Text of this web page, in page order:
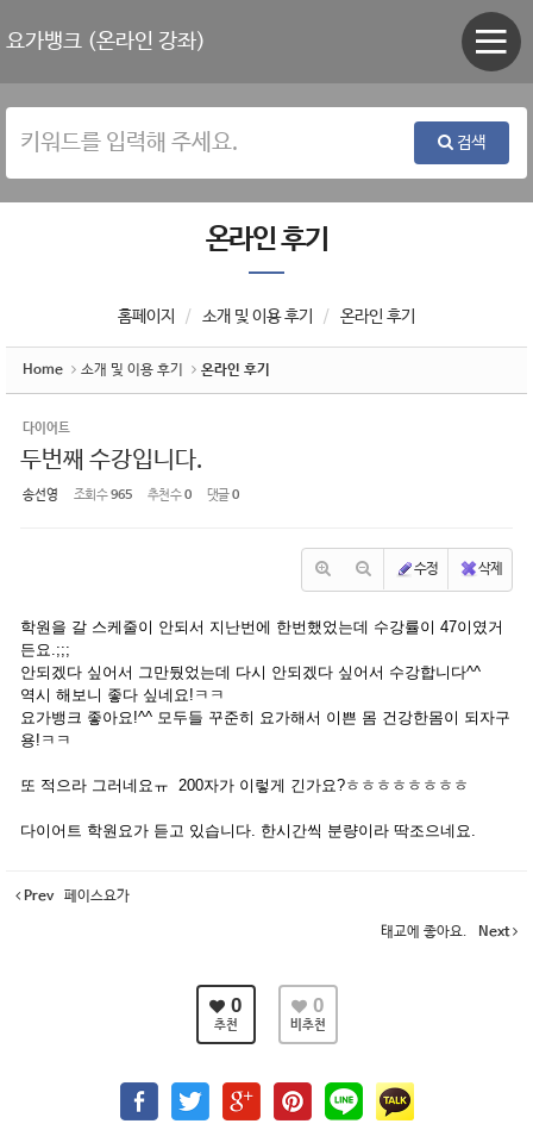
요가뱅크 (온라인 강좌)
검색
온라인 후기
홈페이지 소개 및 이용 후기 온라인 후기
Home 소개 및 이용 후기 온라인 후기
다이어트
두번째 수강입니다.
송선영 조회 수965 추천 수0 댓글0
수정 삭제
학원을 갈 스케줄이 안되서 지난번에 한번했었는데 수강률이 47이였거
든요.;;;
안되겠다 싶어서 그만뒀었는데 다시 안되겠다 싶어서 수강합니다^^
역시 해보니 좋다 싶네요!ㅋㅋ
요가뱅크 좋아요!^^ 모두들 꾸준히 요가해서 이쁜 몸 건강한몸이 되자구
용!ㅋㅋ
또 적으라 그러네요ㅠ 200자가 이렇게 긴가요?ㅎㅎㅎㅎㅎㅎㅎㅎ
다이어트 학원요가 듣고 있습니다. 한시간씩 분량이라 딱조으네요.
Prev 페이스요가
태교에 좋아요. Next
0
추천
0
비추천